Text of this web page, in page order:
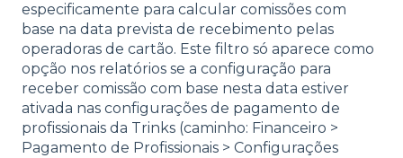
especificamente para calcular comissões com
base na data prevista de recebimento pelas
operadoras de cartão. Este filtro só aparece como
opção nos relatórios se a configuração para
receber comissão com base nesta data estiver
ativada nas configurações de pagamento de
profissionais da Trinks (caminho: Financeiro >
Pagamento de Profissionais > Configurações